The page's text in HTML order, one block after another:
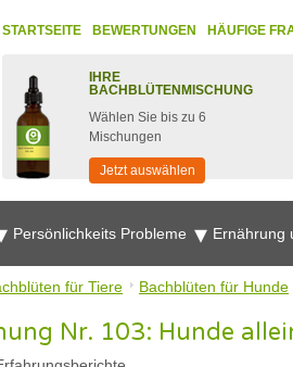
STARTSEITE BEWERTUNGEN HÄUFIGE
IHRE
BACHBLÜTENMISCHUNG
Wählen Sie bis zu 6
Mischungen
Jetzt auswählen
Persönlichkeits Probleme Ernährung
für Tiere Bachblüten für Hunde
Nr. 103: Hunde